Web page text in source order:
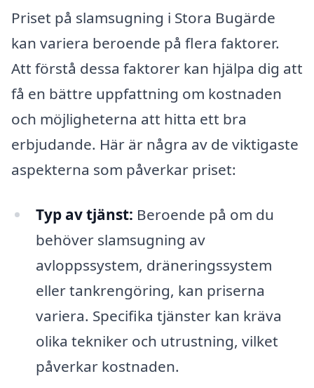
Priset på slamsugning i Stora Bugärde
kan variera beroende på flera faktorer.
Att förstå dessa faktorer kan hjälpa dig att
få en bättre uppfattning om kostnaden
och möjligheterna att hitta ett bra
erbjudande. Här är några av de viktigaste
aspekterna som påverkar priset:
Typ av tjänst: Beroende på om du
behöver slamsugning av
avloppssystem, dräneringssystem
eller tankrengöring, kan priserna
variera. Specifika tjänster kan kräva
olika tekniker och utrustning, vilket
påverkar kostnaden.